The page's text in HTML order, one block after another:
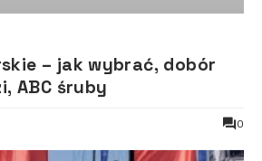
– jak wybrać, dobór
ABC śruby
0